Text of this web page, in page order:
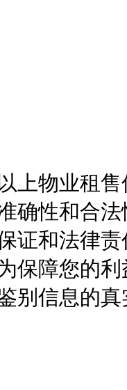
以上物业租
确性和合
证和法律责
为保障您的
别信息的